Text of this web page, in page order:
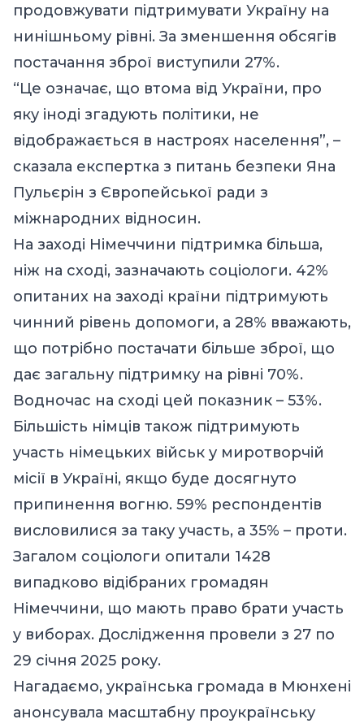
продовжувати підтримувати Україну на
нинішньому рівні. За зменшення обсягів
постачання зброї виступили 27%.
“Це означає, що втома від України, про
яку іноді згадують політики, не
відображається в настроях населення”, –
сказала експертка з питань безпеки Яна
Пульєрін з Європейської ради з
міжнародних відносин.
На заході Німеччини підтримка більша,
ніж на сході, зазначають соціологи. 42%
опитаних на заході країни підтримують
чинний рівень допомоги, а 28% вважають,
що потрібно постачати більше зброї, що
дає загальну підтримку на рівні 70%.
Водночас на сході цей показник – 53%.
Більшість німців також підтримують
участь німецьких військ у миротворчій
місії в Україні, якщо буде досягнуто
припинення вогню. 59% респондентів
висловилися за таку участь, а 35% – проти.
Загалом соціологи опитали 1428
випадково відібраних громадян
Німеччини, що мають право брати участь
у виборах. Дослідження провели з 27 по
29 січня 2025 року.
Нагадаємо, українська громада в Мюнхені
анонсувала масштабну проукраїнську